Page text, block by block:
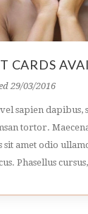
CARDS
29/03/2016
sapien dapibus,
tortor.
sit amet odio
Phasellus